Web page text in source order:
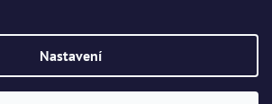
Nastavení
Vytvořil Shoptet